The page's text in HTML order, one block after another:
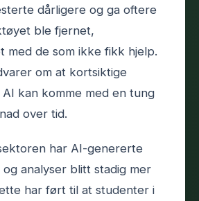
dårligere og ga oftere
ble fjernet,
med de som ikke fikk hjelp.
om at kortsiktige
kan komme med en tung
over tid.
har AI-genererte
og analyser blitt stadig mer
har ført til at studenter i